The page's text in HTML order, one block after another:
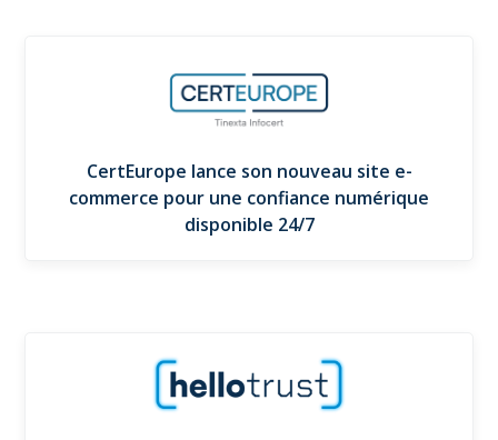
CertEurope lance son nouveau site e-
commerce pour une confiance numérique
disponible 24/7